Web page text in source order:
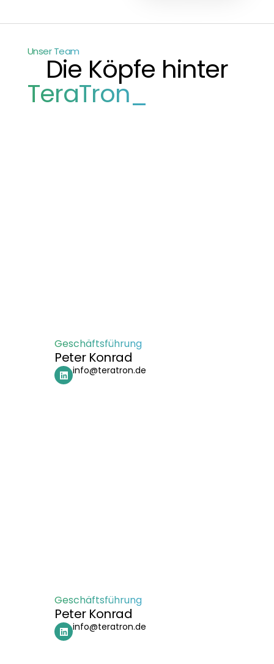
Unser Team
Die Köpfe hinter
TeraTron_
Geschäftsführung
Peter Konrad
info@teratron.de
Geschäftsführung
Peter Konrad
info@teratron.de